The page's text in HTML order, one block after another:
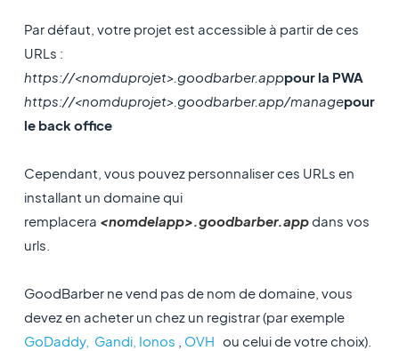
Par défaut, votre projet est accessible à partir de ces
URLs :
https://<nomduprojet>.goodbarber.apppour la PWA
https://<nomduprojet>.goodbarber.app/managepour
le back office
Cependant, vous pouvez personnaliser ces URLs en
installant un domaine qui
remplacera <nomdelapp>.goodbarber.appdans vos
urls.
GoodBarber ne vend pas de nom de domaine, vous
devez en acheter un chez un registrar (par exemple
GoDaddy, Gandi, Ionos OVH ou celui de votre choix).